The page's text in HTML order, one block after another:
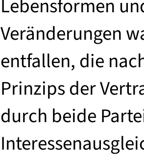
Lebensformen
Veränderungen
entfallen, die
Prinzips der
durch beide